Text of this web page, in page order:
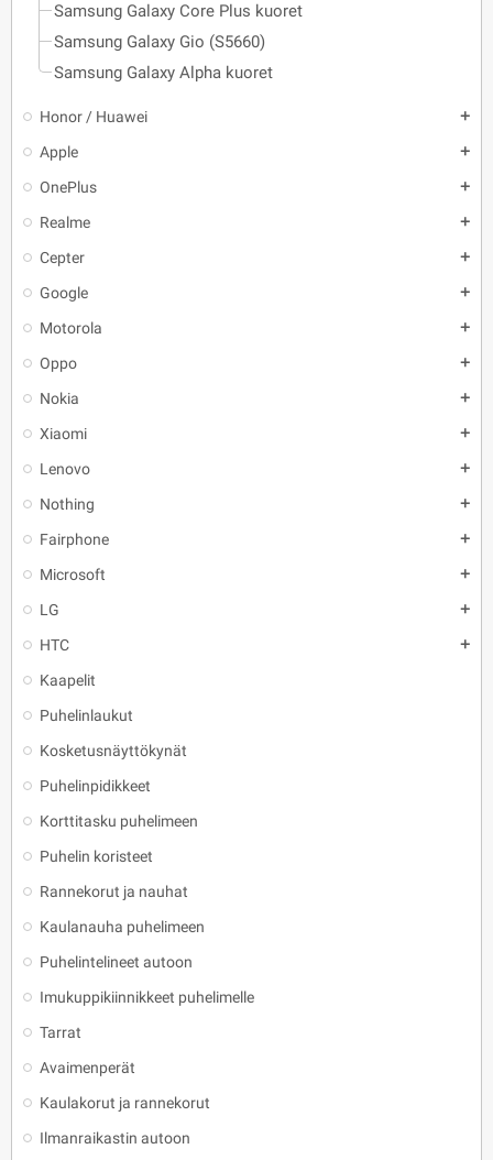
Samsung Galaxy Core Plus kuoret
Samsung Galaxy Gio (S5660)
Samsung Galaxy Alpha kuoret
Honor / Huawei add
Apple add
OnePlus add
Realme add
Cepter add
Google add
Motorola add
Oppo add
Nokia add
Xiaomi add
Lenovo add
Nothing add
Fairphone add
Microsoft add
LG add
HTC add
Kaapelit
Puhelinlaukut
Kosketusnäyttökynät
Puhelinpidikkeet
Korttitasku puhelimeen
Puhelin koristeet
Rannekorut ja nauhat
Kaulanauha puhelimeen
Puhelintelineet autoon
Imukuppikiinnikkeet puhelimelle
Tarrat
Avaimenperät
Kaulakorut ja rannekorut
Ilmanraikastin autoon